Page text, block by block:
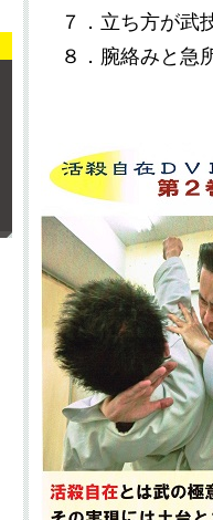
７．立ち方が武
８．腕絡みと急